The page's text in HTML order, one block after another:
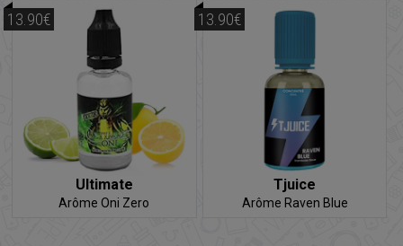
Ultimate
Arôme Oni Zero
13.90€
Tjuice
Arôme Raven Blue
13.90€